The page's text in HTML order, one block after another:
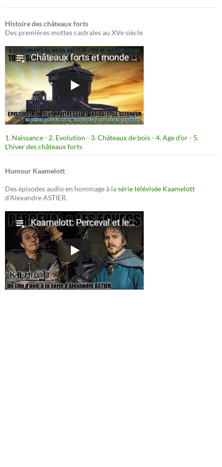
Histoire des châteaux forts
Des premières mottes castrales au XVe siècle
1. Naissance- 2. Evolution - 3. Châteaux de bois- 4. Age d’or- 5.
L’hiver des châteaux forts
Humour Kaamelott
Des épisodes audio en hommage à lasérie télévisée Kaamelott
d'Alexandre ASTIER.